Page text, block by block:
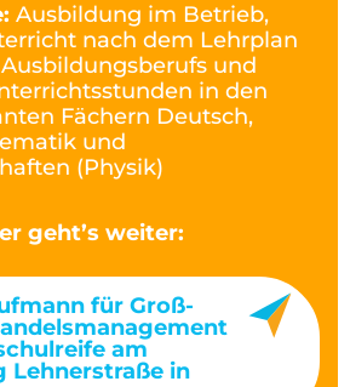
Ausbildung im Betrieb,
nach dem Lehrplan
und
in den
Fächern Deutsch,
und
(Physik)
geht’s weiter:
für Groß-
am
Lehnerstraße in